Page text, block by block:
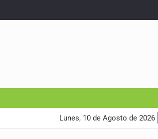
Lunes, 10 de Agosto de 2026